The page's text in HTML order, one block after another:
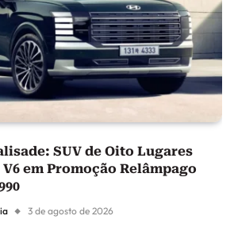
SUV de Oito Lugares
em Promoção Relâmpago
3 de agosto de 2026